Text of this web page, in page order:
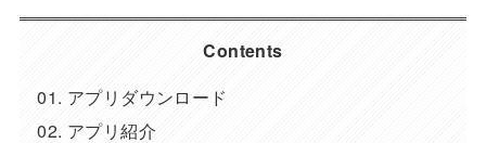
Contents
アプリダウンロード
アプリ紹介